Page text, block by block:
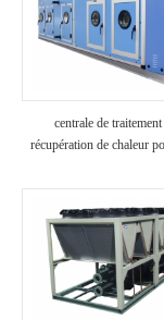
centrale de
récupération de chaleur